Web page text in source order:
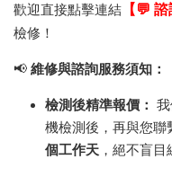
歡迎直接點擊連結 【💬
檢修！
📢 維修與諮詢服務須知：
檢測後精準報價：
機檢測後，再與您
個工作天 ，絕不盲